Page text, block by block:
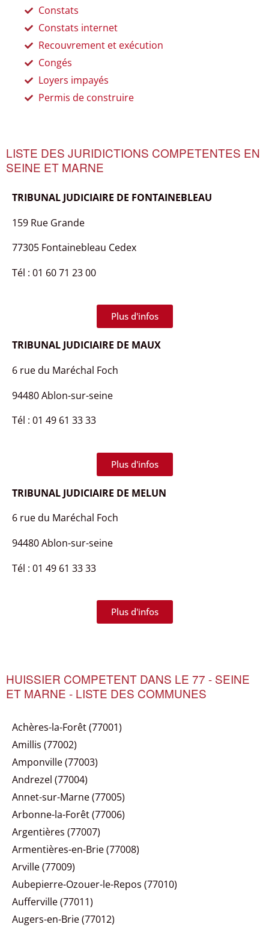
Constats
Constats internet
Recouvrement et exécution
Congés
Loyers impayés
Permis de construire
LISTE DES JURIDICTIONS COMPETENTES EN
SEINE ET MARNE
TRIBUNAL JUDICIAIRE DE FONTAINEBLEAU
159 Rue Grande
77305 Fontainebleau Cedex
Tél : 01 60 71 23 00
Plus d'infos
TRIBUNAL JUDICIAIRE DE MAUX
6 rue du Maréchal Foch
94480 Ablon-sur-seine
Tél : 01 49 61 33 33
Plus d'infos
TRIBUNAL JUDICIAIRE DE MELUN
6 rue du Maréchal Foch
94480 Ablon-sur-seine
Tél : 01 49 61 33 33
Plus d'infos
HUISSIER COMPETENT DANS LE 77 - SEINE
ET MARNE - LISTE DES COMMUNES
Achères-la-Forêt (77001)
Amillis (77002)
Amponville (77003)
Andrezel (77004)
Annet-sur-Marne (77005)
Arbonne-la-Forêt (77006)
Argentières (77007)
Armentières-en-Brie (77008)
Arville (77009)
Aubepierre-Ozouer-le-Repos (77010)
Aufferville (77011)
Augers-en-Brie (77012)